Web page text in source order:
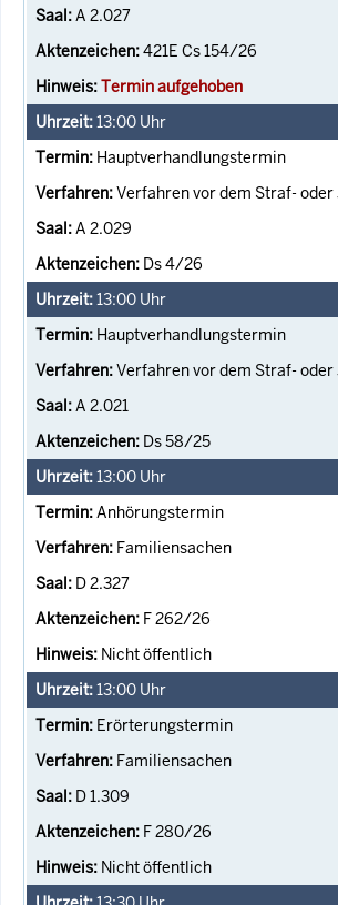
A 2.027
421E Cs 154/26
Termin aufgehoben
13:00 Uhr
Hauptverhandlungstermin
Verfahren vor dem Straf-
A 2.029
Ds 4/26
13:00 Uhr
Hauptverhandlungstermin
Verfahren vor dem Straf-
A 2.021
Ds 58/25
13:00 Uhr
Anhörungstermin
Familiensachen
D 2.327
F 262/26
Nicht öffentlich
13:00 Uhr
Erörterungstermin
Familiensachen
D 1.309
F 280/26
Nicht öffentlich